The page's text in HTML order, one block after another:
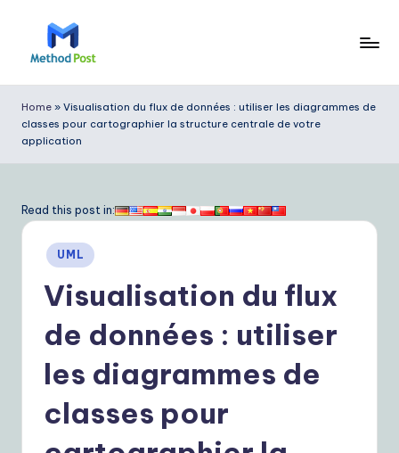
e
t
d
o
Home » Visualisation du flux de données : utiliser les diagrammes de
classes pour cartographier la structure centrale de votre
application
Read this post in:
Posted
in
UML
Visualisation du flux
de données : utiliser
les diagrammes de
classes pour